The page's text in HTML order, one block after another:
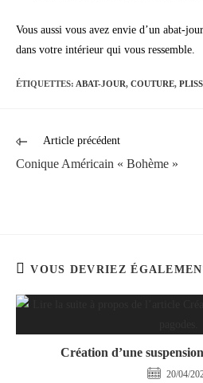
Vous aussi vous avez envie d’un abat-
dans votre intérieur qui vous ressemble.
ÉTIQUETTES: ABAT-JOUR, COUTURE,
Article précédent
Conique Américain « Bohème »
VOUS DEVRIEZ
Création d’une
20/04/